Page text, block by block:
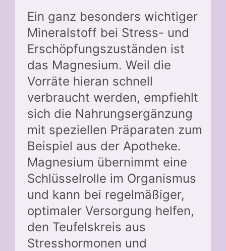
Ein ganz besonders wichtiger
Mineralstoff bei Stress- und
Erschöpfungszuständen ist
das Magnesium. Weil die
Vorräte hieran schnell
verbraucht werden, empfiehlt
sich die Nahrungsergänzung
mit speziellen Präparaten zum
Beispiel aus der Apotheke.
Magnesium übernimmt eine
Schlüsselrolle im Organismus
und kann bei regelmäßiger,
optimaler Versorgung helfen,
den Teufelskreis aus
Stresshormonen und